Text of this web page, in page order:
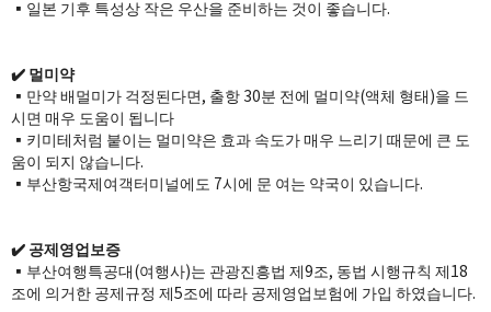
▪️일본 기후 특성상 작은 우산을 준비하는 것이 좋습니다.
✔️ 멀미약
▪️만약 배멀미가 걱정된다면, 출항 30분 전에 멀미약(액체 형태)을 드
시면 매우 도움이 됩니다
▪️키미테처럼 붙이는 멀미약은 효과 속도가 매우 느리기 때문에 큰 도
움이 되지 않습니다.
▪️부산항국제여객터미널에도 7시에 문 여는 약국이 있습니다.
✔️ 공제영업보증
▪️부산여행특공대(여행사)는 관광진흥법 제9조, 동법 시행규칙 제18
조에 의거한 공제규정 제5조에 따라 공제영업보험에 가입​ 하였습니다.​​